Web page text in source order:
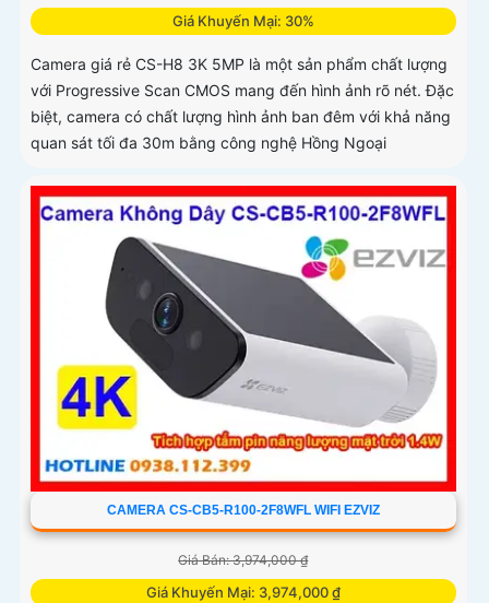
Giá Khuyến Mại: 30%
Camera giá rẻ CS-H8 3K 5MP là một sản phẩm chất lượng
với Progressive Scan CMOS mang đến hình ảnh rõ nét. Đặc
biệt, camera có chất lượng hình ảnh ban đêm với khả năng
quan sát tối đa 30m bằng công nghệ Hồng Ngoại
CAMERA CS-CB5-R100-2F8WFL WIFI EZVIZ
Giá Bán: 3,974,000 ₫
Giá Khuyến Mại: 3,974,000 ₫